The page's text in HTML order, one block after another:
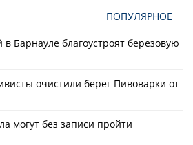
ПОПУЛЯРНОЕ
Барнауле благоустроят березовую
очистили берег Пивоварки от
могут без записи пройти